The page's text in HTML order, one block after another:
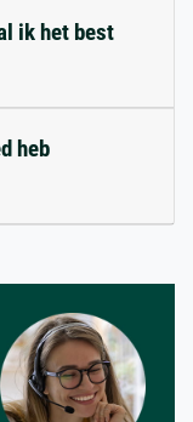
ik het best
heb